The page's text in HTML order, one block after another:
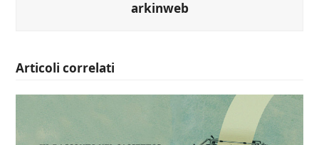
arkinweb
Articoli correlati